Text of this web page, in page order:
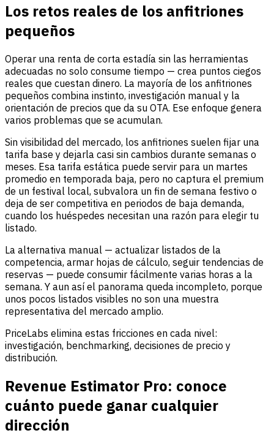
Los retos reales de los anfitriones
pequeños
Operar una renta de corta estadía sin las herramientas
adecuadas no solo consume tiempo — crea puntos ciegos
reales que cuestan dinero. La mayoría de los anfitriones
pequeños combina instinto, investigación manual y la
orientación de precios que da su OTA. Ese enfoque genera
varios problemas que se acumulan.
Sin visibilidad del mercado, los anfitriones suelen fijar una
tarifa base y dejarla casi sin cambios durante semanas o
meses. Esa tarifa estática puede servir para un martes
promedio en temporada baja, pero no captura el premium
de un festival local, subvalora un fin de semana festivo o
deja de ser competitiva en periodos de baja demanda,
cuando los huéspedes necesitan una razón para elegir tu
listado.
La alternativa manual — actualizar listados de la
competencia, armar hojas de cálculo, seguir tendencias de
reservas — puede consumir fácilmente varias horas a la
semana. Y aun así el panorama queda incompleto, porque
unos pocos listados visibles no son una muestra
representativa del mercado amplio.
PriceLabs elimina estas fricciones en cada nivel:
investigación, benchmarking, decisiones de precio y
distribución.
Revenue Estimator Pro: conoce
cuánto puede ganar cualquier
dirección